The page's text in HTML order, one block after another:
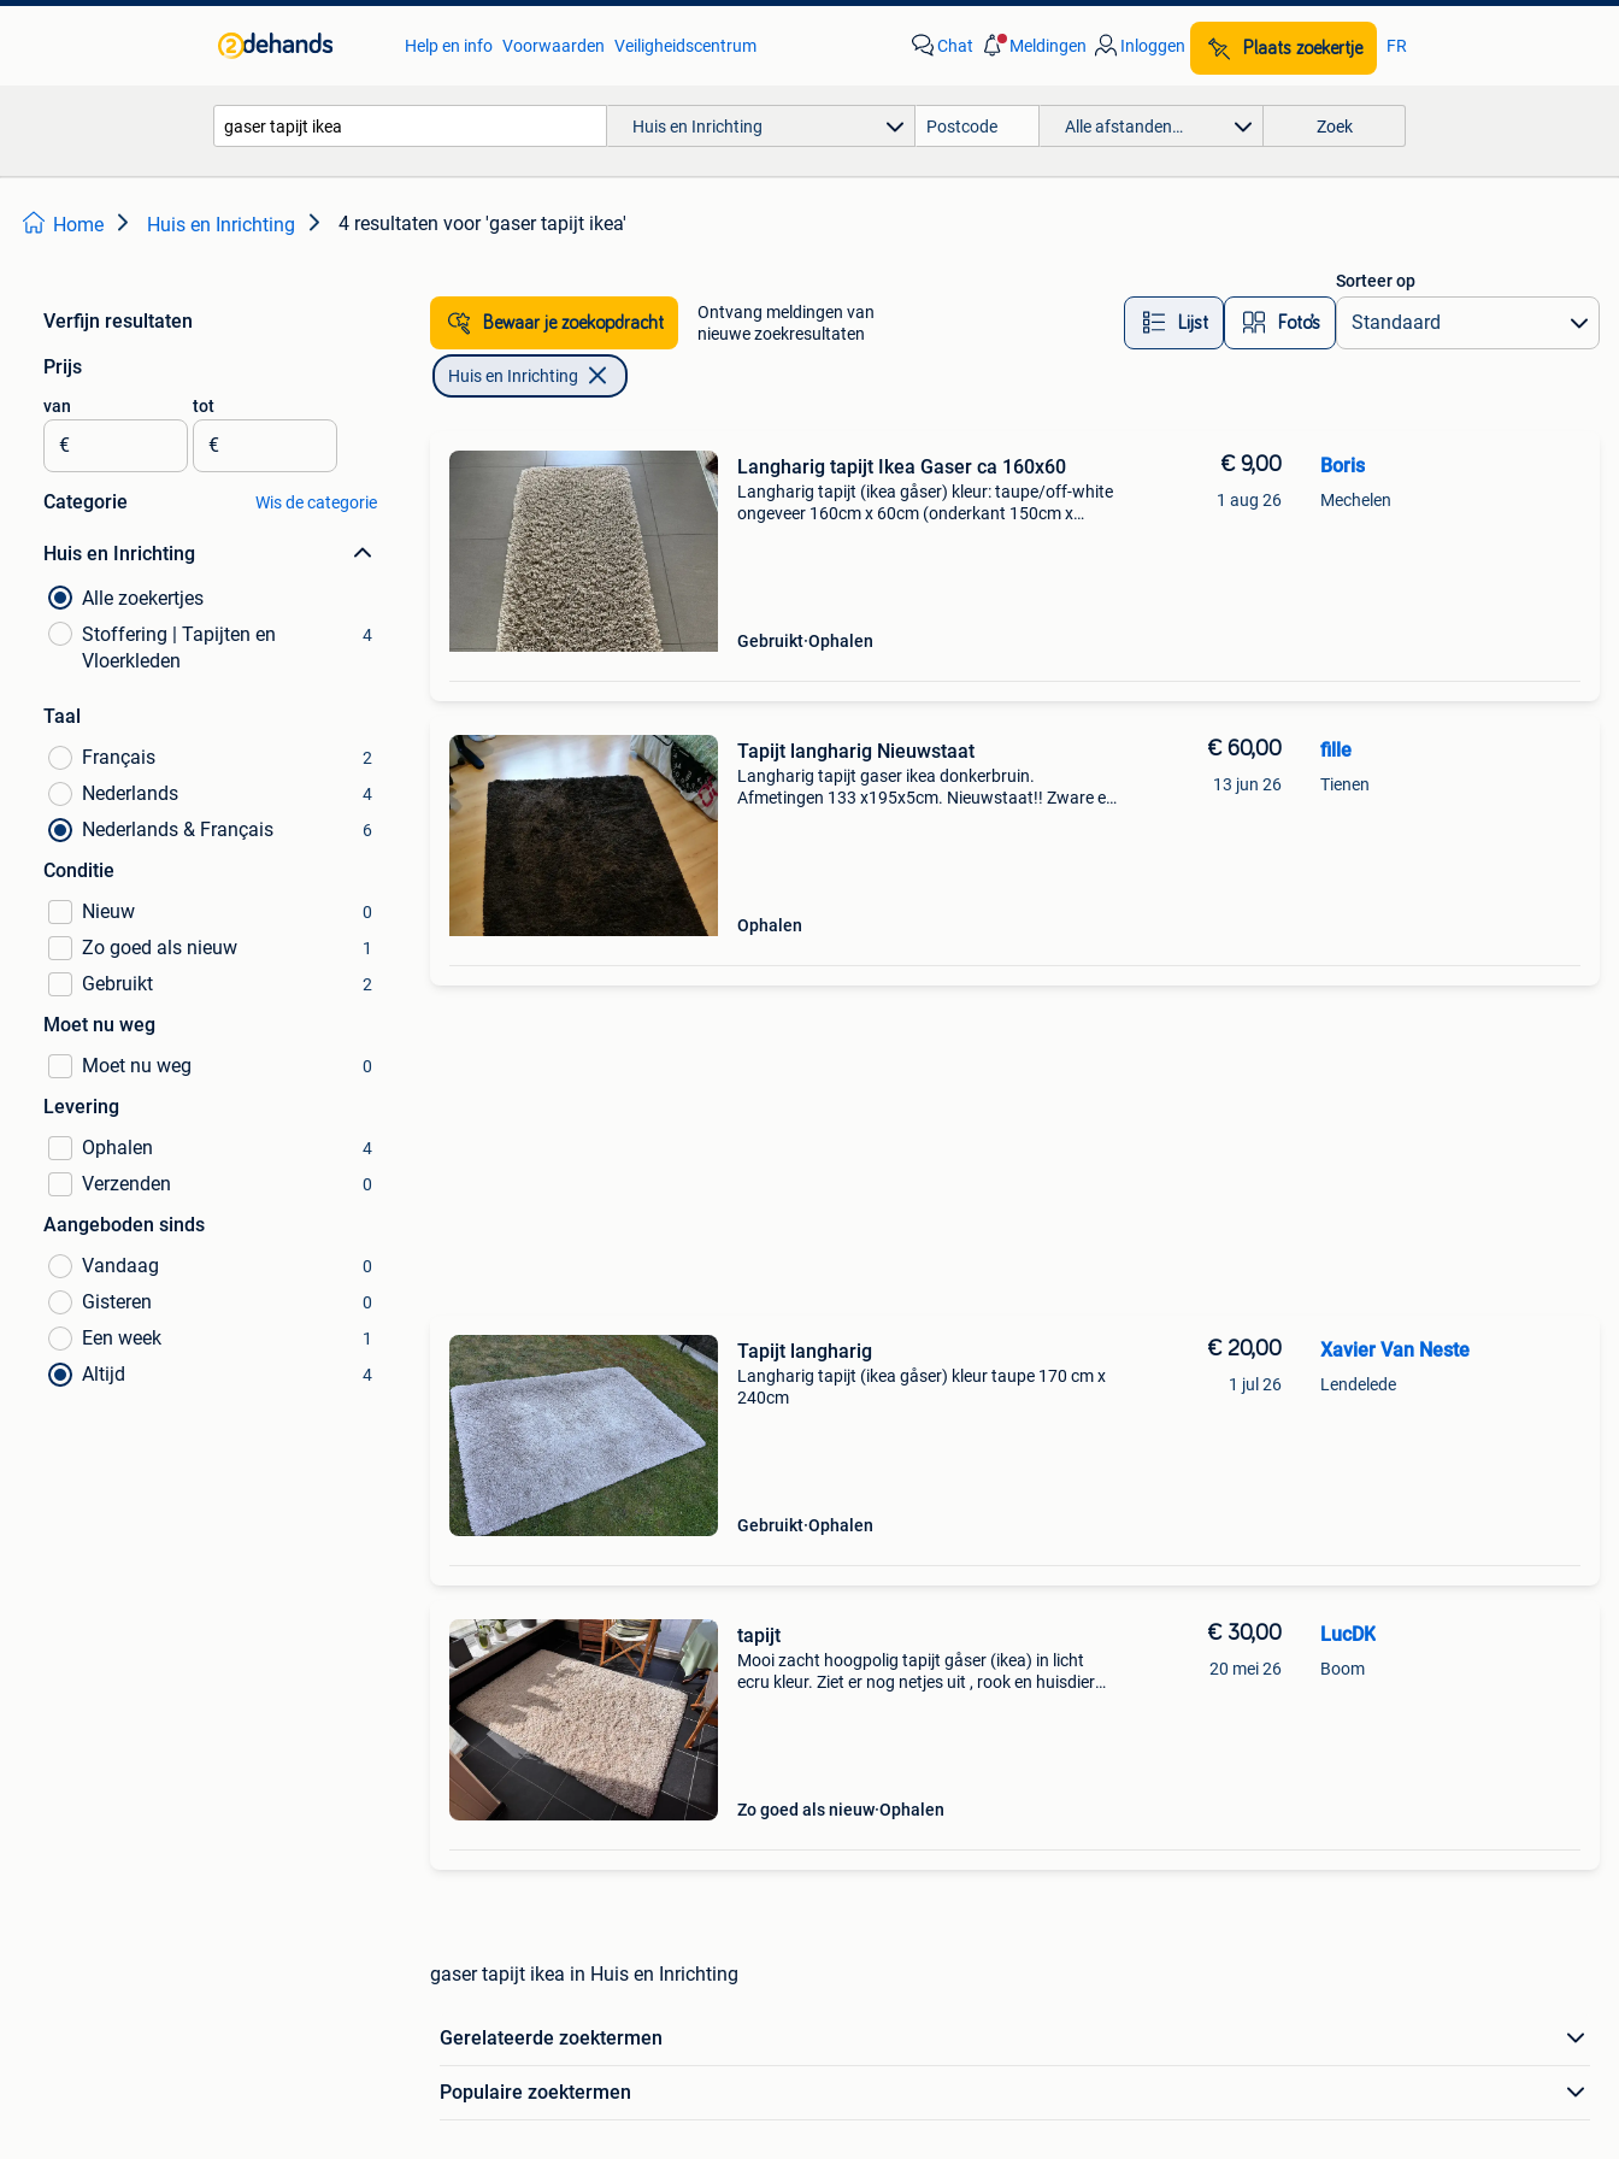
Help en info Voorwaarden Veiligheidscentrum Chat Meldingen Inloggen Plaats zoekertje FR
Huis en Inrichting Alle afstanden… Zoek
Home Huis en Inrichting 4 resultaten voor 'gaser tapijt ikea'
Verfijn resultaten
Prijs
van
€
tot
€
Categorie Wis de categorie
Huis en Inrichting
Alle zoekertjes
Stoffering | Tapijten en
Vloerkleden
4
Taal
Français
2
Nederlands 4
Nederlands & Français 6
Conditie
Nieuw
0
Zo goed als nieuw 1
Gebruikt 2
Moet nu weg
Moet nu weg
0
Levering
Ophalen
4
Verzenden 0
Aangeboden sinds
Vandaag
0
Gisteren 0
Een week 1
Altijd 4
Bewaar je zoekopdracht
Ontvang meldingen van
nieuwe zoekresultaten
Lijst Foto’s
Sorteer op
Huis en Inrichting
Langharig tapijt Ikea Gaser ca 160x60
Langharig tapijt (ikea gåser) kleur: taupe/off-white
ongeveer 160cm x 60cm (onderkant 150cm x
Gebruikt Ophalen
€ 9,00
1 aug 26
Boris
Mechelen
Tapijt langharig Nieuwstaat
Langharig tapijt gaser ikea donkerbruin.
Afmetingen 133 x195x5cm. Nieuwstaat!! Zware en
Ophalen
€ 60,00
13 jun 26
fille
Tienen
Tapijt langharig
Langharig tapijt (ikea gåser) kleur taupe 170 cm x
240cm
Gebruikt Ophalen
€ 20,00
1 jul 26
Xavier Van Neste
Lendelede
tapijt
Mooi zacht hoogpolig tapijt gåser (ikea) in licht
ecru kleur. Ziet er nog netjes uit , rook en huisdier
Zo goed als nieuw Ophalen
€ 30,00
20 mei 26
LucDK
Boom
gaser tapijt ikea in Huis en Inrichting
Gerelateerde zoektermen
Populaire zoektermen